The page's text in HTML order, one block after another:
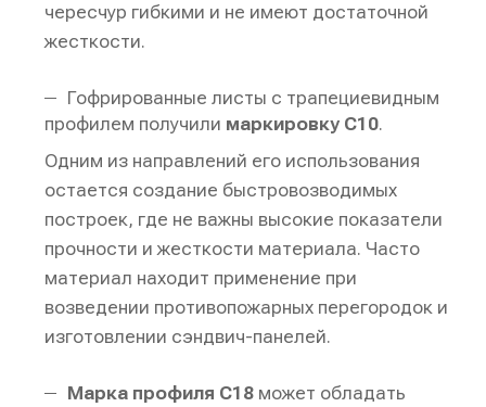
чересчур гибкими и не имеют достаточной
жесткости.
Гофрированные листы с трапециевидным
профилем получили маркировку С10.
Одним из направлений его использования
остается создание быстровозводимых
построек, где не важны высокие показатели
прочности и жесткости материала. Часто
материал находит применение при
возведении противопожарных перегородок и
изготовлении сэндвич-панелей.
Марка профиля С18 может обладать